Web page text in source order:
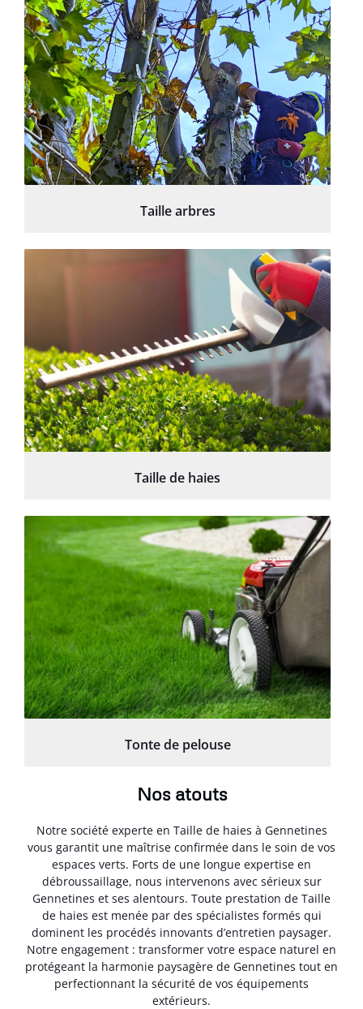
Taille arbres
Taille de haies
Tonte de pelouse
Nos atouts
Notre société experte en Taille de haies à Gennetines
vous garantit une maîtrise confirmée dans le soin de vos
espaces verts. Forts de une longue expertise en
débroussaillage, nous intervenons avec sérieux sur
Gennetines et ses alentours. Toute prestation de Taille
de haies est menée par des spécialistes formés qui
dominent les procédés innovants d’entretien paysager.
Notre engagement : transformer votre espace naturel en
protégeant la harmonie paysagère de Gennetines tout en
perfectionnant la sécurité de vos équipements
extérieurs.